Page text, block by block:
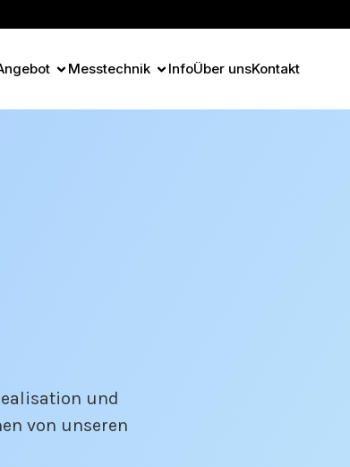
Messtechnik InfoÜber unsKontakt
und
von unseren